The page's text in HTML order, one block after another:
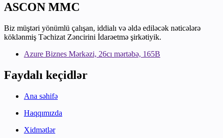
ASCON MMC
Biz müştəri yönümlü çalışan, iddialı və əldə ediləcək nəticələrə
köklənmiş Təchizat Zəncirini İdarəetmə şirkətiyik.
Azure Biznes Mərkəzi, 26cı mərtəbə, 165B
Faydalı keçidlər
Ana səhifə
Haqqımızda
Xidmətlər